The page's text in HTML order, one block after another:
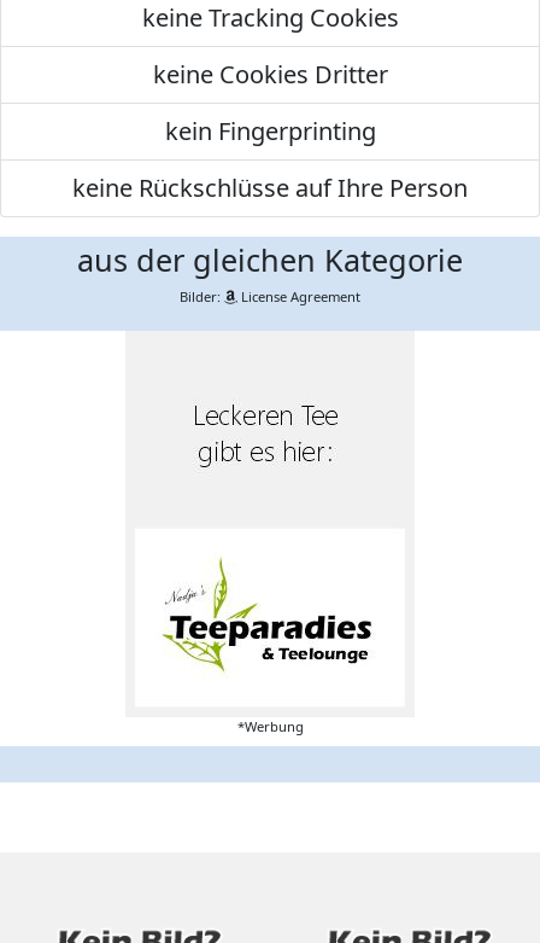
keine Tracking Cookies
keine Cookies Dritter
kein Fingerprinting
keine Rückschlüsse auf Ihre Person
aus der gleichen Kategorie
Bilder: License Agreement
*Werbung